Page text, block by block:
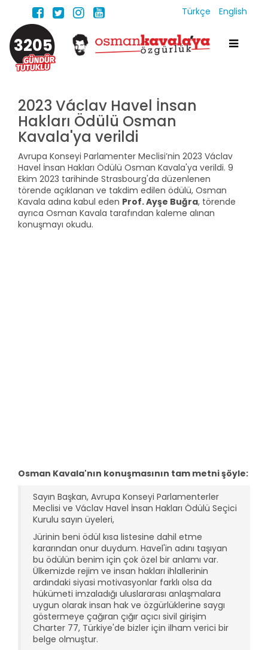
Türkçe English
3205
2023 Václav Havel İnsan
Hakları Ödülü Osman
Kavala'ya verildi
Avrupa Konseyi Parlamenter Meclisi’nin 2023 Václav
Havel İnsan Hakları Ödülü Osman Kavala'ya verildi. 9
Ekim 2023 tarihinde Strasbourg'da düzenlenen
törende açıklanan ve takdim edilen ödülü, Osman
Kavala adına kabul eden Prof. Ayşe Buğra, törende
ayrıca Osman Kavala tarafından kaleme alınan
konuşmayı okudu.
Osman Kavala'nın konuşmasının tam metni şöyle:
Sayın Başkan, Avrupa Konseyi Parlamenterler
Meclisi ve Václav Havel İnsan Hakları Ödülü Seçici
Kurulu sayın üyeleri,
Jürinin beni ödül kısa listesine dahil etme
kararından onur duydum. Havel'in adını taşıyan
bu ödülün benim için çok özel bir anlamı var.
Ülkemizde rejim ve insan hakları ihlallerinin
ardındaki siyasi motivasyonlar farklı olsa da
hükümeti imzaladığı uluslararası anlaşmalara
uygun olarak insan hak ve özgürlüklerine saygı
göstermeye çağıran çığır açıcı sivil girişim
Charter 77, Türkiye'de bizler için ilham verici bir
belge olmuştur.